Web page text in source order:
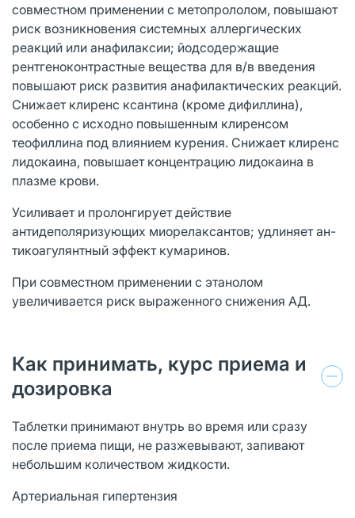
совместном применении с метопрололом, повышают
риск возникновения системных аллергических
реакций или анафилаксии; йодсодержащие
рентгеноконтрастные вещества для в/в введения
повышают риск развития анафилактических реакций.
Снижает клиренс ксантина (кроме дифиллина),
особенно с исходно повышенным клиренсом
теофиллина под влиянием курения. Снижает клиренс
лидокаина, повышает концентрацию лидокаина в
плазме крови.
Усиливает и пролонгирует действие
антидеполяризующих миорелаксантов; удлиняет ан-
тикоагулянтный эффект кумаринов.
При совместном применении с этанолом
увеличивается риск выраженного снижения АД.
Как принимать, курс приема и
дозировка
Таблетки принимают внутрь во время или сразу
после приема пищи, не разжевывают, запивают
небольшим количеством жидкости.
Артериальная гипертензия